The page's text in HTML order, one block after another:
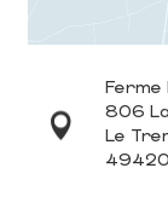
Ferme
806
Le
49420